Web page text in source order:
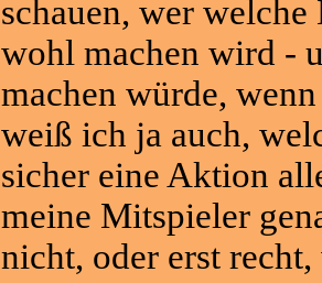
schauen, wer
wohl machen wird -
machen würde,
weiß ich ja auch,
sicher eine Aktion
meine Mitspieler
nicht, oder erst